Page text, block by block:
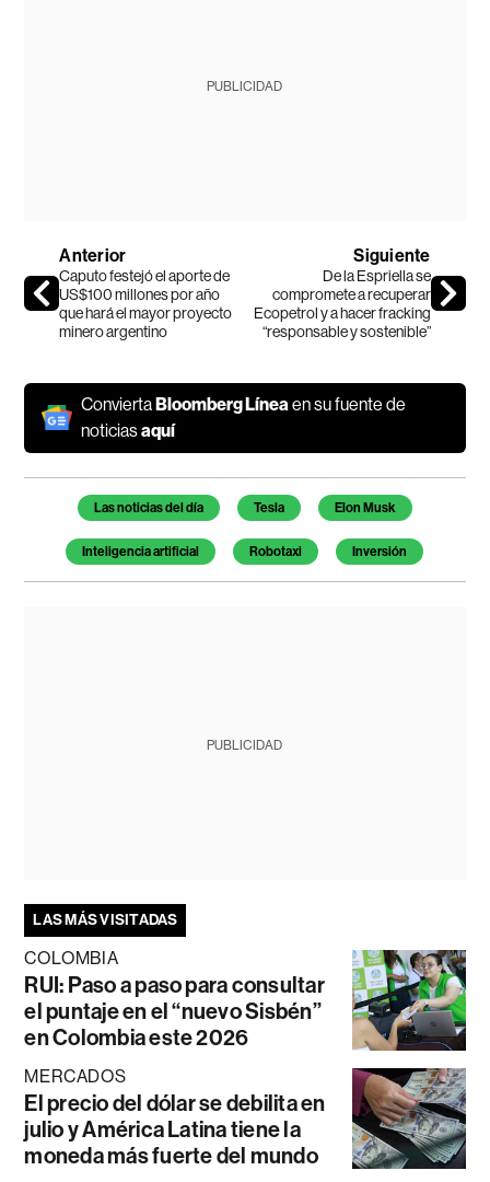
PUBLICIDAD
Anterior
Caputo festejó el aporte de
US$100 millones por año
que hará el mayor proyecto
minero argentino
Siguiente
De la Espriella se
compromete a recuperar
Ecopetrol y a hacer fracking
“responsable y sostenible”
ConviertaBloomberg Línea en su fuente de
noticiasaquí
Temas de este artículo
Las noticias del día Tesla Elon Musk
Inteligencia artificial Robotaxi Inversión
PUBLICIDAD
LAS MÁS VISITADAS
COLOMBIA
RUI: Paso a paso para consultar
el puntaje en el “nuevo Sisbén”
en Colombia este 2026
MERCADOS
El precio del dólar se debilita en
julio y América Latina tiene la
moneda más fuerte del mundo